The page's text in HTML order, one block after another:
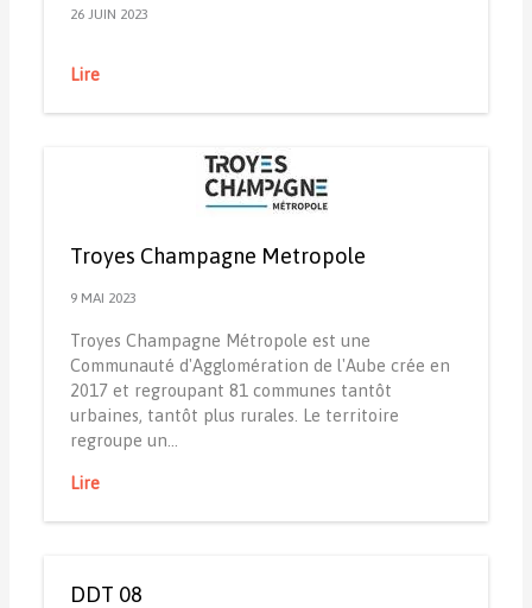
26 JUIN 2023
Lire
Troyes Champagne Metropole
9 MAI 2023
Troyes Champagne Métropole est une
Communauté d'Agglomération de l'Aube crée en
2017 et regroupant 81 communes tantôt
urbaines, tantôt plus rurales. Le territoire
regroupe un…
Lire
DDT 08